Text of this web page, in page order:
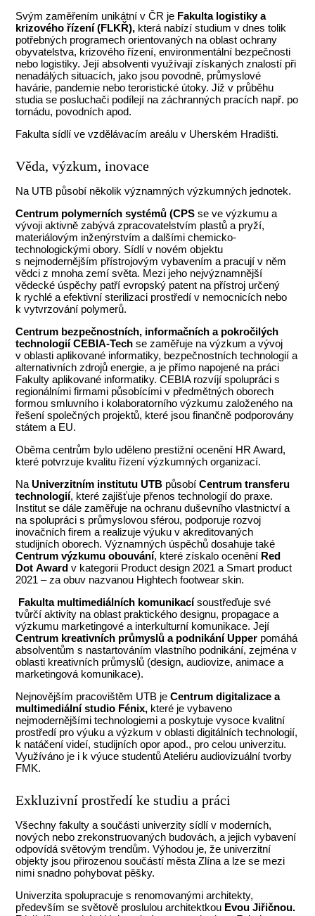
Svým zaměřením unikátní v ČR je Fakulta logistiky a
krizového řízení (FLKŘ), která nabízí studium v dnes tolik
potřebných programech orientovaných na oblast ochrany
obyvatelstva, krizového řízení, environmentální bezpečnosti
nebo logistiky. Její absolventi využívají získaných znalostí při
nenadálých situacích, jako jsou povodně, průmyslové
havárie, pandemie nebo teroristické útoky. Již v průběhu
studia se posluchači podílejí na záchranných pracích např. po
tornádu, povodních apod.
Fakulta sídlí ve vzdělávacím areálu v Uherském Hradišti.
Věda, výzkum, inovace
Na UTB působí několik významných výzkumných jednotek.
Centrum polymerních systémů (CPSse ve výzkumu a
vývoji aktivně zabývá zpracovatelstvím plastů a pryží,
materiálovým inženýrstvím a dalšími chemicko-
technologickými obory. Sídlí v novém objektu
s nejmodernějším přístrojovým vybavením a pracují v něm
vědci z mnoha zemí světa. Mezi jeho nejvýznamnější
vědecké úspěchy patří evropský patent na přístroj určený
k rychlé a efektivní sterilizaci prostředí v nemocnicích nebo
k vytvrzování polymerů.
Centrum bezpečnostních, informačních a pokročilých
technologií CEBIA-Tech se zaměřuje na výzkum a vývoj
v oblasti aplikované informatiky, bezpečnostních technologií a
alternativních zdrojů energie, a je přímo napojené na práci
Fakulty aplikované informatiky. CEBIA rozvíjí spolupráci s
regionálními firmami působícími v předmětných oborech
formou smluvního i kolaboratorního výzkumu založeného na
řešení společných projektů, které jsou finančně podporovány
státem a EU.
Oběma centrům bylo uděleno prestižní ocenění HR Award,
které potvrzuje kvalitu řízení výzkumných organizací.
NaUniverzitním institutu UTB působí Centrum transferu
technologií, které zajišťuje přenos technologií do praxe.
Institut se dále zaměřuje na ochranu duševního vlastnictví a
na spolupráci s průmyslovou sférou, podporuje rozvoj
inovačních firem a realizuje výuku v akreditovaných
studijních oborech. Významných úspěchů dosahuje také
Centrum výzkumu obouvání, které získalo ocenění Red
Dot Award v kategorii Product design 2021 a Smart product
2021 – za obuv nazvanou Hightech footwear skin.
Fakulta multimediálních komunikacísoustřeďuje své
tvůrčí aktivity na oblast praktického designu, propagace a
výzkumu marketingové a interkulturní komunikace. Její
Centrum kreativních průmyslů a podnikání Upper pomáhá
absolventům s nastartováním vlastního podnikání, zejména v
oblasti kreativních průmyslů (design, audiovize, animace a
marketingová komunikace).
Nejnovějším pracovištěm UTB jeCentrum digitalizace a
multimediální studio Fénix, které je vybaveno
nejmodernějšími technologiemi a poskytuje vysoce kvalitní
prostředí pro výuku a výzkum v oblasti digitálních technologií,
k natáčení videí, studijních opor apod., pro celou univerzitu.
Využíváno je i k výuce studentů Ateliéru audiovizuální tvorby
FMK.
Exkluzivní prostředí ke studiu a práci
Všechny fakulty a součásti univerzity sídlí v moderních,
nových nebo zrekonstruovaných budovách, a jejich vybavení
odpovídá světovým trendům. Výhodou je, že univerzitní
objekty jsou přirozenou součástí města Zlína a lze se mezi
nimi snadno pohybovat pěšky.
Univerzita spolupracuje s renomovanými architekty,
především se světově proslulou architektkou Evou Jiřičnou.